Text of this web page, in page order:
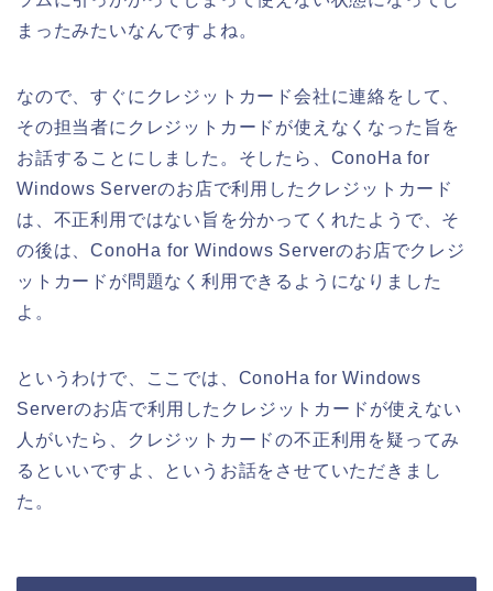
まったみたいなんですよね。
なので、すぐにクレジットカード会社に連絡をして、
その担当者にクレジットカードが使えなくなった旨を
お話することにしました。そしたら、ConoHa for
Windows Serverのお店で利用したクレジットカード
は、不正利用ではない旨を分かってくれたようで、そ
の後は、ConoHa for Windows Serverのお店でクレジ
ットカードが問題なく利用できるようになりました
よ。
というわけで、ここでは、ConoHa for Windows
Serverのお店で利用したクレジットカードが使えない
人がいたら、クレジットカードの不正利用を疑ってみ
るといいですよ、というお話をさせていただきまし
た。